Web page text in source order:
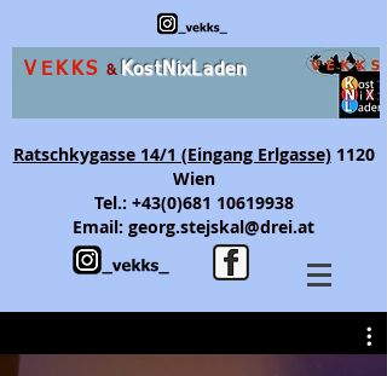
VEKKS & KostNixLaden
Ratschkygasse 14/1 (Eingang Erlgasse)1120
Wien
Tel.: +43(0)681 10619938
Email: georg.stejskal@drei.at